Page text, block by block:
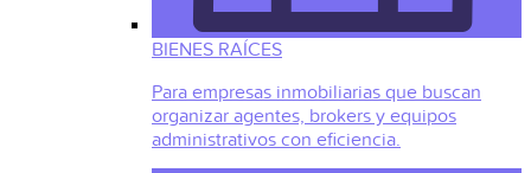
BIENES RAÍCES
Para empresas inmobiliarias que buscan
organizar agentes, brokers y equipos
administrativos con eficiencia.